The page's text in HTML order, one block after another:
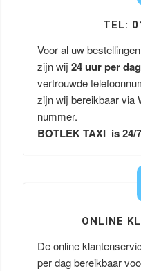
TEL:
Voor al uw
zijn wij 24 uur per
vertrouwde
zijn wij bereikbaar via
nummer.
BOTLEK TAXI is 24/
ONLINE
De online
per dag bereikbaar